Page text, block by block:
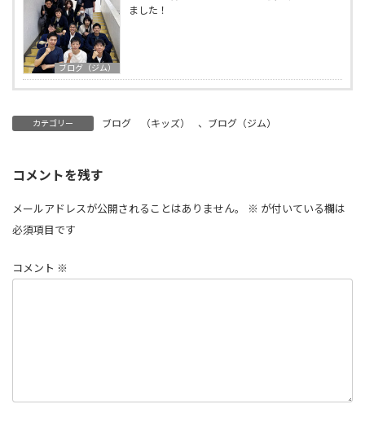
ブログ（ジム）
ました！
カテゴリー ブログ （キッズ） 、 ブログ（ジム）
コメントを残す
メールアドレスが公開されることはありません。 ※ が付いている欄は
必須項目です
コメント ※